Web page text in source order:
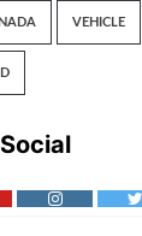
VEHICLE